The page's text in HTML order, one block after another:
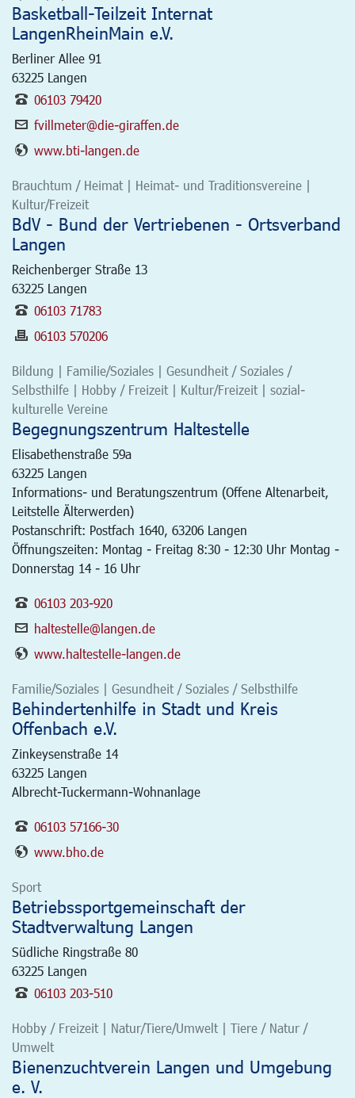
Basketball-Teilzeit Internat
LangenRheinMain e.V.
Berliner Allee 91
63225 Langen
06103 79420
fvillmeter@die-giraffen.de
www.bti-langen.de
Brauchtum / Heimat | Heimat- und Traditionsvereine |
Kultur/Freizeit
BdV - Bund der Vertriebenen - Ortsverband
Langen
Reichenberger Straße 13
63225 Langen
06103 71783
06103 570206
Bildung | Familie/Soziales | Gesundheit / Soziales /
Selbsthilfe | Hobby / Freizeit | Kultur/Freizeit | sozial-
kulturelle Vereine
Begegnungszentrum Haltestelle
Elisabethenstraße 59a
63225 Langen
Informations- und Beratungszentrum (Offene Altenarbeit,
Leitstelle Älterwerden)
Postanschrift: Postfach 1640, 63206 Langen
Öffnungszeiten: Montag - Freitag 8:30 - 12:30 Uhr Montag -
Donnerstag 14 - 16 Uhr
06103 203-920
haltestelle@langen.de
www.haltestelle-langen.de
Familie/Soziales | Gesundheit / Soziales / Selbsthilfe
Behindertenhilfe in Stadt und Kreis
Offenbach e.V.
Zinkeysenstraße 14
63225 Langen
Albrecht-Tuckermann-Wohnanlage
06103 57166-30
www.bho.de
Sport
Betriebssportgemeinschaft der
Stadtverwaltung Langen
Südliche Ringstraße 80
63225 Langen
06103 203-510
Hobby / Freizeit | Natur/Tiere/Umwelt | Tiere / Natur /
Umwelt
Bienenzuchtverein Langen und Umgebung
e. V.